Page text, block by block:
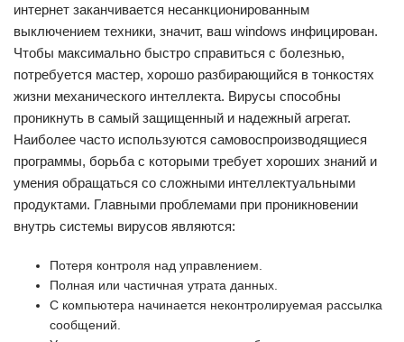
интернет заканчивается несанкционированным
выключением техники, значит, ваш windows инфицирован.
Чтобы максимально быстро справиться с болезнью,
потребуется мастер, хорошо разбирающийся в тонкостях
жизни механического интеллекта. Вирусы способны
проникнуть в самый защищенный и надежный агрегат.
Наиболее часто используются самовоспроизводящиеся
программы, борьба с которыми требует хороших знаний и
умения обращаться со сложными интеллектуальными
продуктами. Главными проблемами при проникновении
внутрь системы вирусов являются:
Потеря контроля над управлением.
Полная или частичная утрата данных.
С компьютера начинается неконтролируемая рассылка
сообщений.